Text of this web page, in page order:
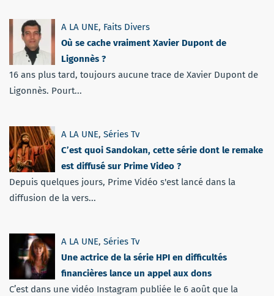
A LA UNE, Faits Divers
Où se cache vraiment Xavier Dupont de
Ligonnès ?
16 ans plus tard, toujours aucune trace de Xavier Dupont de
Ligonnès. Pourt...
A LA UNE, Séries Tv
C’est quoi Sandokan, cette série dont le remake
est diffusé sur Prime Video ?
Depuis quelques jours, Prime Vidéo s'est lancé dans la
diffusion de la vers...
A LA UNE, Séries Tv
Une actrice de la série HPI en difficultés
financières lance un appel aux dons
C’est dans une vidéo Instagram publiée le 6 août que la